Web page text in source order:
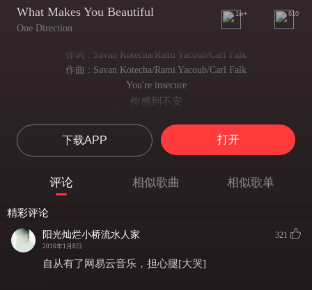
What Makes You Beautiful
One Direction
1w+ 610
作词 : Savan Kotecha/Rami Yacoub/Carl Falk
作曲 : Savan Kotecha/Rami Yacoub/Carl Falk
You're insecure
你感到不安
却不知为何
You're turning heads when you walk through the door
你转头进入房间中
不必化妆
Being the way that you are is enough
Everyone else in the room can see it
下载APP 打开
评论 相似歌曲 相似歌单
精彩评论
阳光灿烂小桥流水人家
2016年1月8日
321
自从有了网易云音乐，担心腿[大哭]